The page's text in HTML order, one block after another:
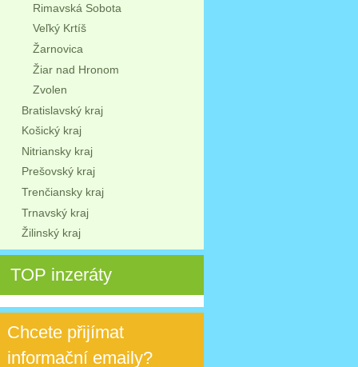
Rimavská Sobota
Veľký Krtíš
Žarnovica
Žiar nad Hronom
Zvolen
Bratislavský kraj
Košický kraj
Nitriansky kraj
Prešovský kraj
Trenčiansky kraj
Trnavský kraj
Žilinský kraj
TOP inzeráty
Chcete přijímat
informační emaily?